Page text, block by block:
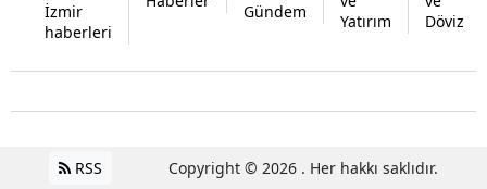
İzmir
haberleri
Gündem
Yatırım
Döviz
RSS Copyright © 2026 . Her hakkı saklıdır.